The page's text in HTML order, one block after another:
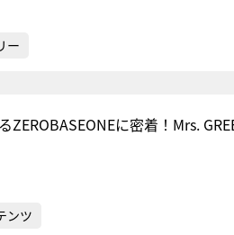
ー
に密着！Mrs.
ンツ